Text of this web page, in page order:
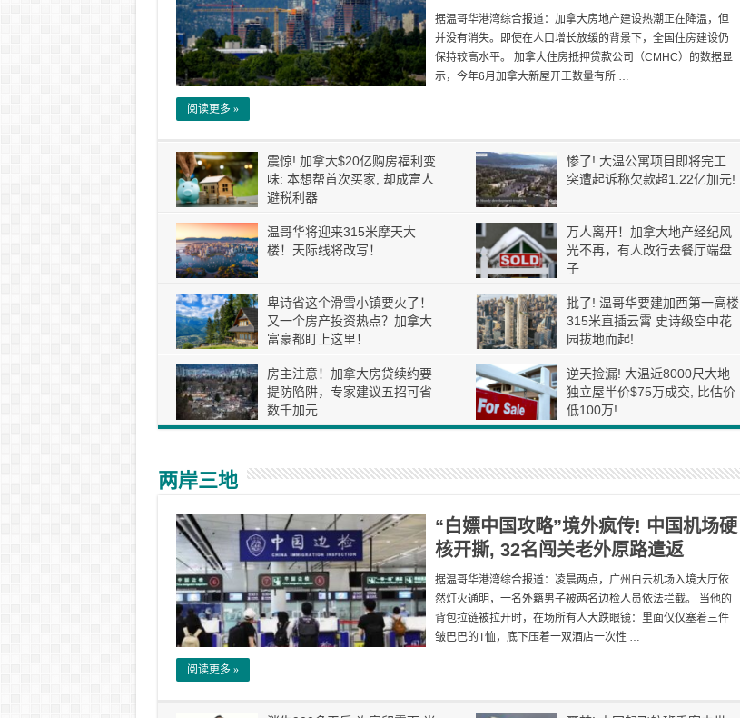
据温哥华港湾综合报道：加拿大房地产建设热潮正在降温，但
并没有消失。即使在人口增长放缓的背景下，全国住房建设仍
保持较高水平。 加拿大住房抵押贷款公司（CMHC）的数据显
示，今年6月加拿大新屋开工数量有所 …
阅读更多 »
震惊! 加拿大$20亿购房福利变
味: 本想帮首次买家, 却成富人
避税利器
惨了! 大温公寓项目即将完工
突遭起诉称欠款超1.22亿加元!
温哥华将迎来315米摩天大
楼！天际线将改写！
万人离开！加拿大地产经纪风
光不再，有人改行去餐厅端盘
子
卑诗省这个滑雪小镇要火了！
又一个房产投资热点？加拿大
富豪都盯上这里！
批了! 温哥华要建加西第一高楼
315米直插云霄 史诗级空中花
园拔地而起!
房主注意！加拿大房贷续约要
提防陷阱，专家建议五招可省
数千加元
逆天捡漏! 大温近8000尺大地
独立屋半价$75万成交, 比估价
低100万!
两岸三地
“白嫖中国攻略”境外疯传! 中国机场硬
核开撕, 32名闯关老外原路遣返
据温哥华港湾综合报道：凌晨两点，广州白云机场入境大厅依
然灯火通明，一名外籍男子被两名边检人员依法拦截。 当他的
背包拉链被拉开时，在场所有人大跌眼镜：里面仅仅塞着三件
皱巴巴的T恤，底下压着一双酒店一次性 …
阅读更多 »